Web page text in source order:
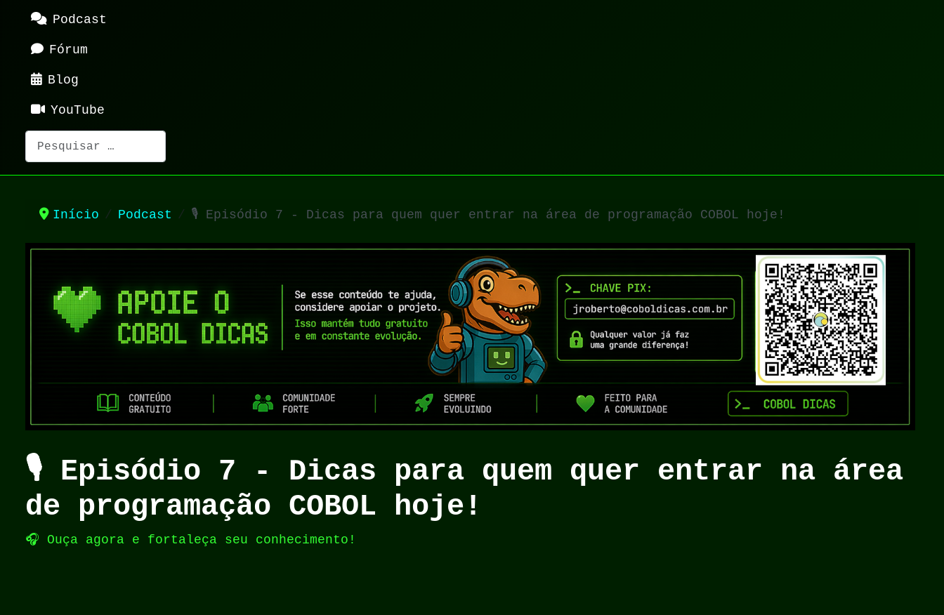
Podcast
Fórum
Blog
YouTube
Pesquisar
Início Podcast 🎙️ Episódio 7 - Dicas para quem quer entrar na área de programação COBOL hoje!
🎙️ Episódio 7 - Dicas para quem quer entrar na área
de programação COBOL hoje!
🎧 Ouça agora e fortaleça seu conhecimento!